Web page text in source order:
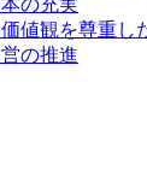
値観を尊重し
の推進